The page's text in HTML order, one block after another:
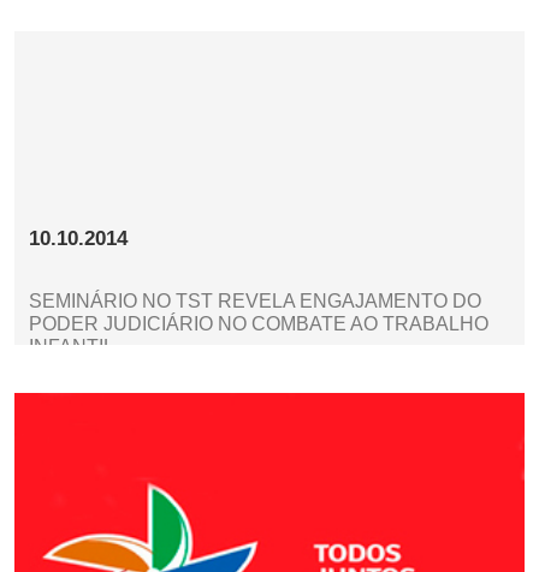
10.10.2014
SEMINÁRIO NO TST REVELA ENGAJAMENTO DO
PODER JUDICIÁRIO NO COMBATE AO TRABALHO
INFANTIL